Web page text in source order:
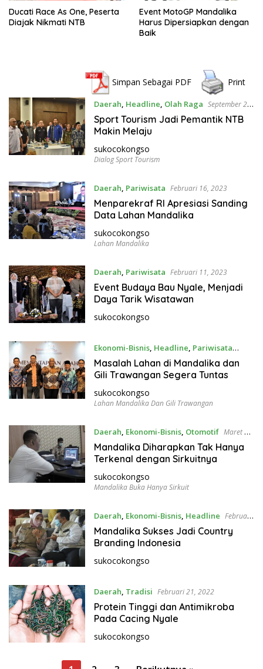
Ducati Race As One, Peserta
Diajak Nikmati NTB
Event MotoGP Mandalika
Harus Dipersiapkan dengan
Baik
Simpan Sebagai PDF Print
Daerah Headline Olah Raga September 27,
2023
Sport Tourism Jadi Pemantik NTB
Makin Melaju
sukocokongso
Dialog Sport Tourism
Daerah Pariwisata Februari 16, 2023
Menparekraf RI Apresiasi Sanding
Data Lahan Mandalika
sukocokongso
Lahan Mandalika
Daerah Pariwisata Februari 11, 2023
Event Budaya Bau Nyale, Menjadi
Daya Tarik Wisatawan
sukocokongso
Ekonomi-Bisnis, Headline Pariwisata
Februari 1, 2023
Masalah Lahan di Mandalika dan
Gili Trawangan Segera Tuntas
sukocokongso
Lahan Mandalika Dan Gili Trawangan
Daerah Ekonomi-Bisnis, Otomotif Maret 18,
2022
Mandalika Diharapkan Tak Hanya
Terkenal dengan Sirkuitnya
sukocokongso
Mandalika Buka Hanya Sirkuit
Daerah Ekonomi-Bisnis, Headline Februari
27, 2022
Mandalika Sukses Jadi Country
Branding Indonesia
sukocokongso
Daerah Tradisi Februari 21, 2022
Protein Tinggi dan Antimikroba
Pada Cacing Nyale
sukocokongso